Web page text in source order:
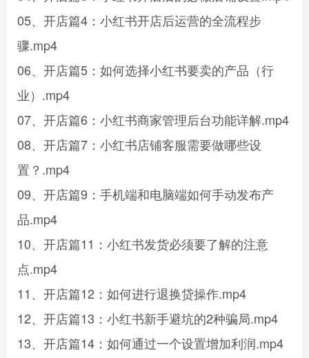
05、开店篇4：小红书开店后运营的全流程步
骤.mp4
06、开店篇5：如何选择小红书要卖的产品（行
业）.mp4
07、开店篇6：小红书商家管理后台功能详解.mp4
08、开店篇7：小红书店铺客服需要做哪些设
置？.mp4
09、开店篇9：手机端和电脑端如何手动发布产
品.mp4
10、开店篇11：小红书发货必须要了解的注意
点.mp4
11、开店篇12：如何进行退换贷操作.mp4
12、开店篇13：小红书新手避坑的2种骗局.mp4
13、开店篇14：如何通过一个设置增加利润.mp4